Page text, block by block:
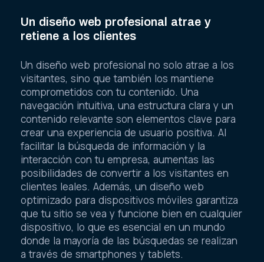
Un diseño web profesional atrae y
retiene a los clientes
Un diseño web profesional no solo atrae a los
visitantes, sino que también los mantiene
comprometidos con tu contenido. Una
navegación intuitiva, una estructura clara y un
contenido relevante son elementos clave para
crear una experiencia de usuario positiva. Al
facilitar la búsqueda de información y la
interacción con tu empresa, aumentas las
posibilidades de convertir a los visitantes en
clientes leales. Además, un diseño web
optimizado para dispositivos móviles garantiza
que tu sitio se vea y funcione bien en cualquier
dispositivo, lo que es esencial en un mundo
donde la mayoría de las búsquedas se realizan
a través de smartphones y tablets.